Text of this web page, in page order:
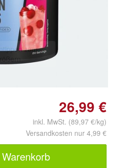
zum
26,99 €
inkl. MwSt. (89,97 €/kg)
Versandkosten nur 4,99 €